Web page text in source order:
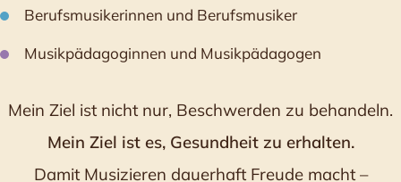
Berufsmusikerinnen und Berufsmusiker
Musikpädagoginnen und Musikpädagogen
Mein Ziel ist nicht nur, Beschwerden zu behandeln.
Mein Ziel ist es, Gesundheit zu erhalten.
Damit Musizieren dauerhaft Freude macht –